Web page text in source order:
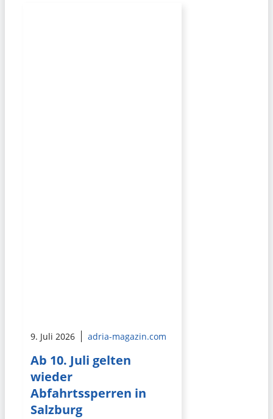
9. Juli 2026 adria-magazin.com
Ab 10. Juli gelten
wieder
Abfahrtssperren in
Salzburg